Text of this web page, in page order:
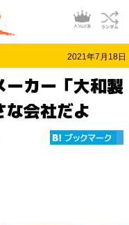
2021年7月18日
ーカー「大和製
な会社だよ